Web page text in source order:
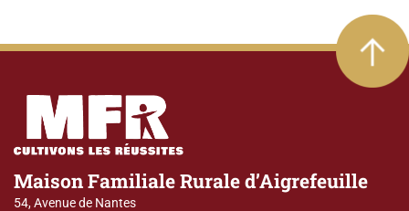
Maison Familiale Rurale d’Aigrefeuille
54, Avenue de Nantes